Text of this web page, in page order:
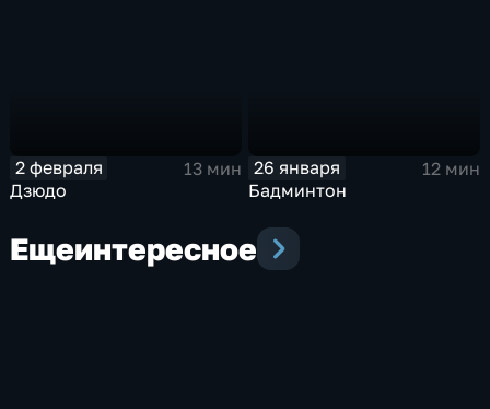
2 февраля
13 мин
Дзюдо
26 января
12 мин
Бадминтон
Ещеинтересное